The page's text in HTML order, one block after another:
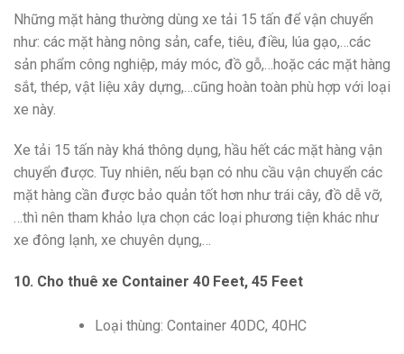
Những mặt hàng thường dùng xe tải 15 tấn để vận chuyển
như: các mặt hàng nông sản, cafe, tiêu, điều, lúa gạo,…các
sản phẩm công nghiệp, máy móc, đồ gỗ,…hoặc các mặt hàng
sắt, thép, vật liệu xây dựng,…cũng hoàn toàn phù hợp với loại
xe này.
Xe tải 15 tấn này khá thông dụng, hầu hết các mặt hàng vận
chuyển được. Tuy nhiên, nếu bạn có nhu cầu vận chuyển các
mặt hàng cần được bảo quản tốt hơn như trái cây, đồ dễ vỡ,
…thì nên tham khảo lựa chọn các loại phương tiện khác như
xe đông lạnh, xe chuyên dụng,…
10. Cho thuê xe Container 40 Feet, 45 Feet
Loại thùng: Container 40DC, 40HC